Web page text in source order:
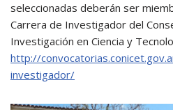
seleccionadas deberán ser
Carrera de Investigador del
Investigación en Ciencia y
http://
investigador/